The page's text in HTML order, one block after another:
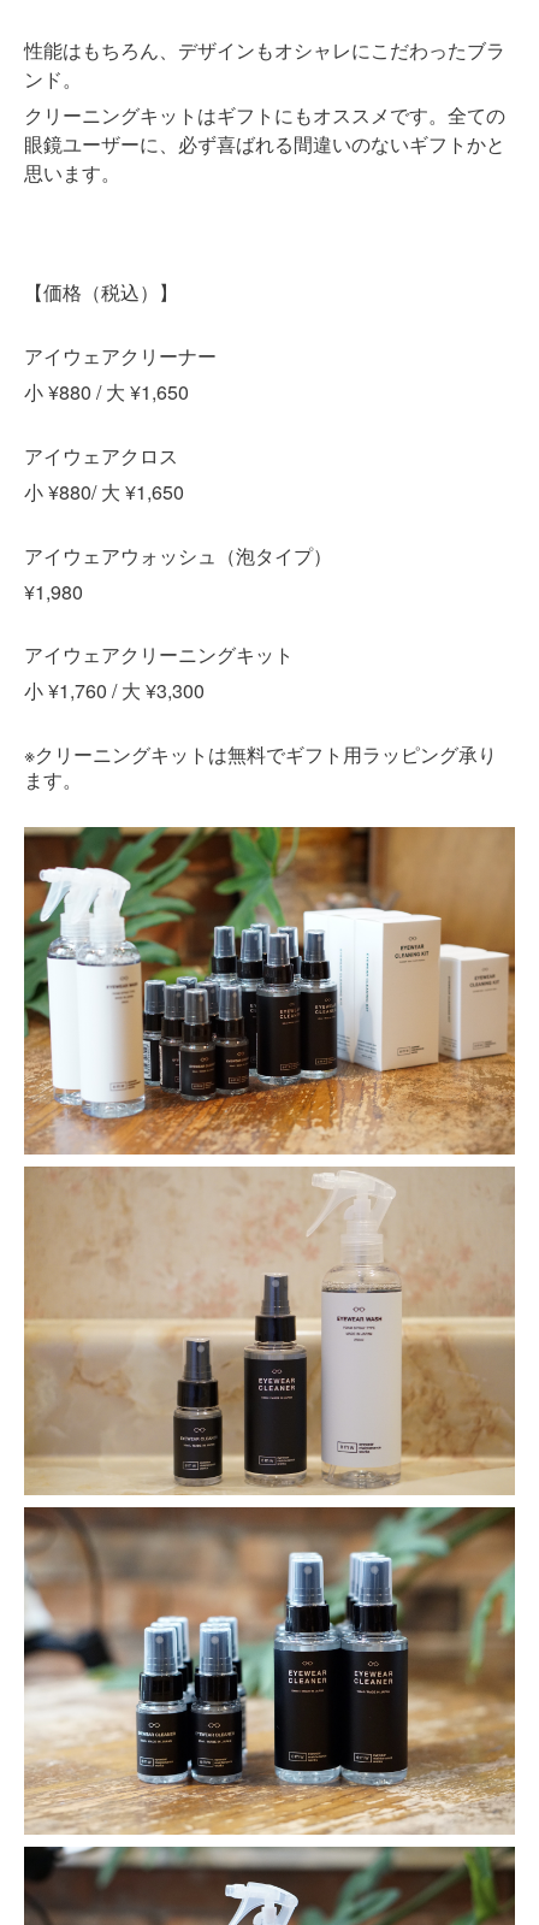
性能はもちろん、デザインもオシャレにこだわったブラ
ンド。
クリーニングキットはギフトにもオススメです。全ての
眼鏡ユーザーに、必ず喜ばれる間違いのないギフトかと
思います。
【価格（税込）】
アイウェアクリーナー
小 ¥880 / 大 ¥1,650
アイウェアクロス
小 ¥880/ 大 ¥1,650
アイウェアウォッシュ（泡タイプ）
¥1,980
アイウェアクリーニングキット
小 ¥1,760 / 大 ¥3,300
※クリーニングキットは無料でギフト用ラッピング承り
ます。